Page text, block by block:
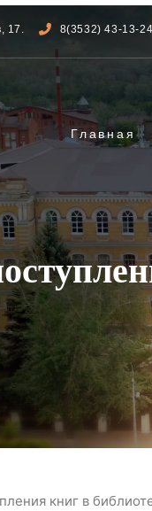
17. 8(3532) 43-13-24
Главная
книг в